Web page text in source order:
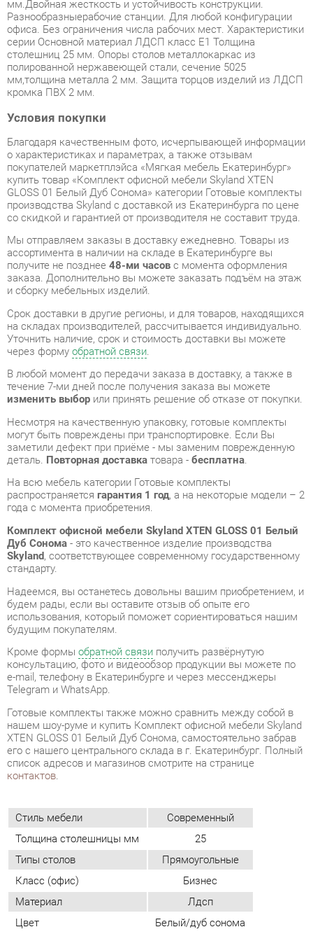
полированной нержавеющей стали, сечение 5025
мм,толщина металла 2 мм. Защита торцов изделий из ЛДСП
кромка ПВХ 2 мм.
Условия покупки
Благодаря качественным фото, исчерпывающей информации
о характеристиках и параметрах, а также отзывам
купить товар «Комплект офисной мебели Skyland XTEN
производства Skyland с доставкой из Екатеринбурга по цене
со скидкой и гарантией от производителя не составит труда.
Мы отправляем заказы в доставку ежедневно. Товары из
ассортимента в наличии на складе в Екатеринбурге вы
получите не позднее48-ми часовс момента оформления
заказа. Дополнительно вы можете заказать подъём на этаж
Срок доставки в другие регионы, и для товаров, находящихся
на складах производителей, рассчитывается индивидуально.
Уточнить наличие, срок и стоимость доставки вы можете
через формуобратной связи.
В любой момент до передачи заказа в доставку, а также в
течение 7-ми дней после получения заказа вы можете
изменить выборили принять решение об отказе от покупки.
Несмотря на качественную упаковку, готовые комплекты
могут быть повреждены при транспортировке. Если Вы
заметили дефект при приёме - мы заменим поврежденную
деталь.Повторная доставкатовара -бесплатна.
распространяетсягарантия 1 год, а на некоторые модели – 2
года с момента приобретения.
Комплект офисной мебели Skyland XTEN GLOSS 01 Белый
Skyland, соответствующее современному государственному
стандарту.
Надеемся, вы останетесь довольны вашим приобретением, и
будем рады, если вы оставите отзыв об опыте его
использования, который поможет сориентироваться нашим
будущим покупателям.
Кроме формы
консультацию, фото и видеообзор продукции вы можете по
e-mail, телефону в Екатеринбурге и через мессенджеры
Telegram и WhatsApp.
Готовые комплекты также можно сравнить между собой в
нашем шоу-руме и купить Комплект офисной мебели Skyland
XTEN GLOSS 01 Белый Дуб Сонома, самостоятельно забрав
его с нашего центрального склада в г. Екатеринбург. Полный
список адресов и магазинов смотрите на странице
контактов.
Стиль мебели
Современный
Толщина столешницы мм
25
Типы столов
Материал
Лдсп
Цвет Белый/дуб сонома
ОТЗЫВЫ
Пока нет отзывов, поделитесь первым своим мнением.
ДОБАВИТЬ ОТЗЫВ